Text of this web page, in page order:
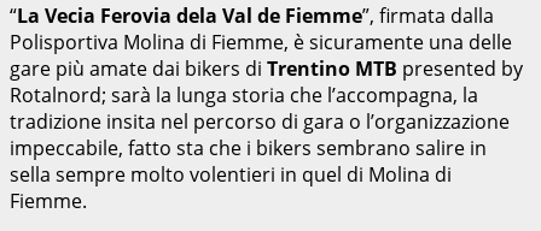
“La Vecia Ferovia dela Val de Fiemme”, firmata dalla
Polisportiva Molina di Fiemme, è sicuramente una delle
gare più amate dai bikers di Trentino MTB presented by
Rotalnord; sarà la lunga storia che l’accompagna, la
tradizione insita nel percorso di gara o l’organizzazione
impeccabile, fatto sta che i bikers sembrano salire in
sella sempre molto volentieri in quel di Molina di
Fiemme.